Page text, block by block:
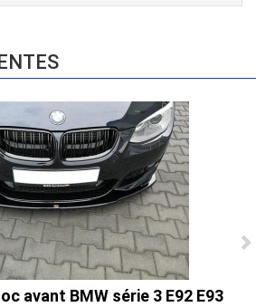
Active 4 Sorties avec
Ford Mustang GT & V6
(2004-2010)
avant BMW série 3 E92 E93